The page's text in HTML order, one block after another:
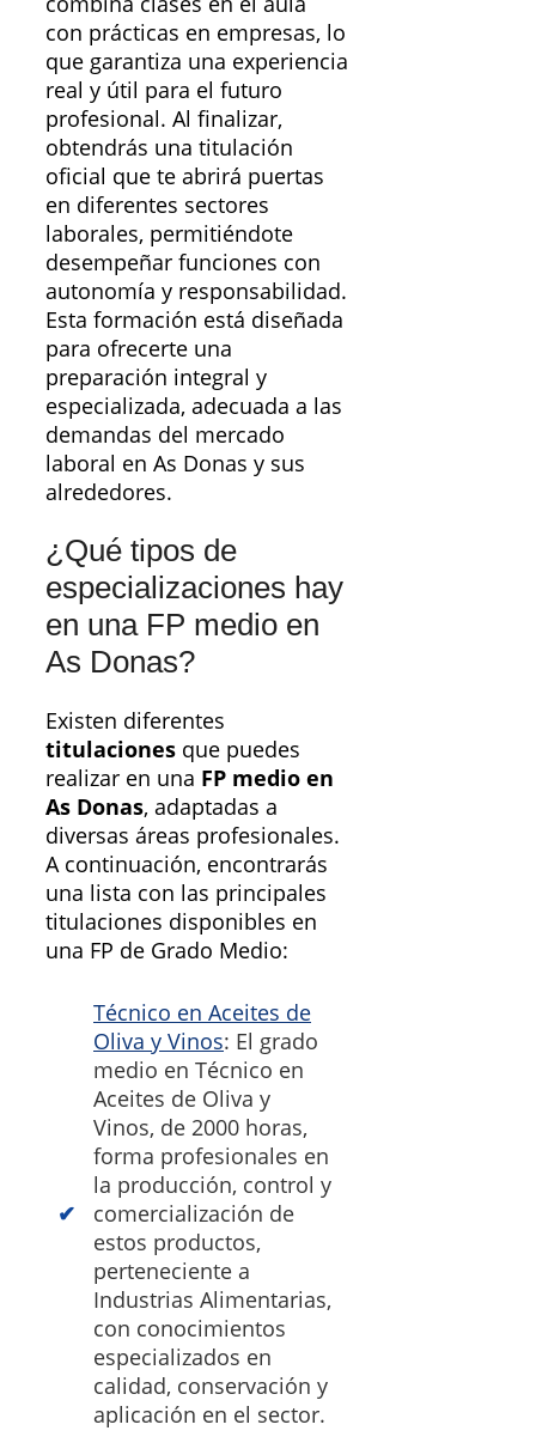
con prácticas en empresas, lo
que garantiza una experiencia
real y útil para el futuro
profesional. Al finalizar,
obtendrás una titulación
oficial que te abrirá puertas
en diferentes sectores
laborales, permitiéndote
desempeñar funciones con
autonomía y responsabilidad.
Esta formación está diseñada
para ofrecerte una
preparación integral y
especializada, adecuada a las
demandas del mercado
laboral en As Donas y sus
alrededores.
¿Qué tipos de
especializaciones hay
en una FP medio en
As Donas?
Existen diferentes
titulaciones que puedes
realizar en una FP medio en
As Donas, adaptadas a
diversas áreas profesionales.
A continuación, encontrarás
una lista con las principales
titulaciones disponibles en
una FP de Grado Medio:
Técnico en Aceites de
Oliva y Vinos: El grado
medio en Técnico en
Aceites de Oliva y
Vinos, de 2000 horas,
forma profesionales en
la producción, control y
comercialización de
estos productos,
perteneciente a
Industrias Alimentarias,
con conocimientos
especializados en
calidad, conservación y
aplicación en el sector.